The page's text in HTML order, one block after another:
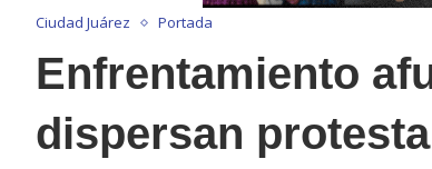
Ciudad Juárez Portada
Enfrentamiento
dispersan